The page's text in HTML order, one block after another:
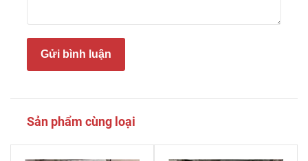
Gửi bình luận
Sản phẩm cùng loại